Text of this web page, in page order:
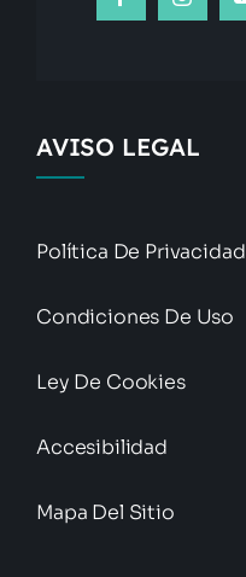
AVISO LEGAL
Política De Privacidad
Condiciones De Uso
Ley De Cookies
Accesibilidad
Mapa Del Sitio